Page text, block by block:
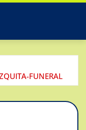
FUNERAL